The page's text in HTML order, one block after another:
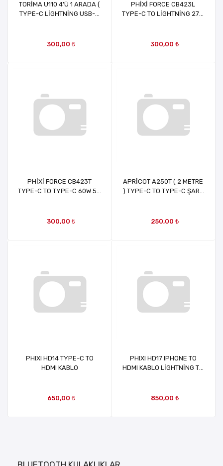
TORİMA U110 4'Ü 1 ARADA (
TYPE-C LİGHTNİNG USB-A
TYPE-C ŞARJ DATA KABLO
300,00 ₺
PHİXİ FORCE CB423L
TYPE-C TO LİGHTNİNG 27W
300,00 ₺
PHİXİ FORCE CB423T
TYPE-C TO TYPE-C 60W 5A
300,00 ₺
APRİCOT A250T ( 2 METRE
) TYPE-C TO TYPE-C ŞARJ
250,00 ₺
PHIXI HD14 TYPE-C TO
HDMI KABLO
650,00 ₺
PHIXI HD17 IPHONE TO
HDMI KABLO LİGHTNİNG TO
850,00 ₺